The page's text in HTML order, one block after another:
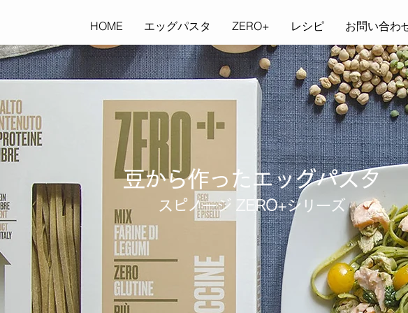
HOME エッグパスタ ZERO+ レシピ お問い合わ
豆から作ったエッグパスタ
スピノージ ZERO+シリーズ